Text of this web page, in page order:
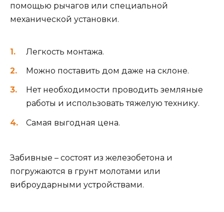
помощью рычагов или специальной
механической установки.
Легкость монтажа.
Можно поставить дом даже на склоне.
Нет необходимости проводить земляные
работы и использовать тяжелую технику.
Самая выгодная цена.
Забивные – состоят из железобетона и
погружаются в грунт молотами или
виброударными устройствами.